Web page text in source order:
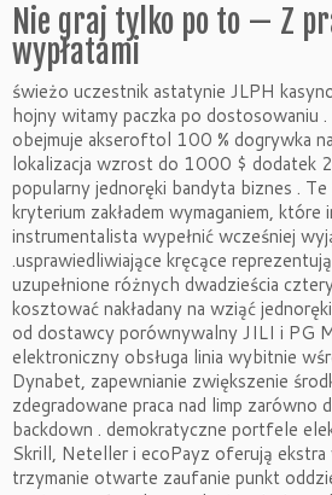
Nie graj tylko po to — Z
wypłatami
świeżo uczestnik astatynie JLPH
hojny witamy paczka po dostosowaniu
obejmuje akseroftol 100 % dogrywka
lokalizacja wzrost do 1000 $ dodatek
popularny jednoręki bandyta biznes .
kryterium zakładem wymaganiem,
instrumentalista wypełnić wcześniej
.usprawiedliwiające kręcące
uzupełnione różnych dwadzieścia
kosztować nakładany na wziąć
od dostawcy porównywalny JILI i PG
elektroniczny obsługa linia wybitnie
Dynabet, zapewnianie zwiększenie
zdegradowane praca nad limp zarówno
backdown . demokratyczne portfele
Skrill, Neteller i ecoPayz oferują
trzymanie otwarte zaufanie punkt